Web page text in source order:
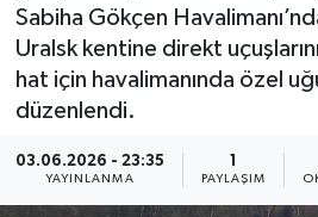
Sabiha Gökçen
Uralsk kentine direkt
hat için havalimanında özel
düzenlendi.
03.06.2026 - 23:35
YAYINLANMA PAYLAŞIM